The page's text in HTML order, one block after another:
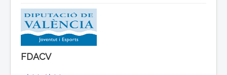
Aeromodelismo / Aeromodelisme
Ala Delta
Paracaidismo / Paracaigudisme
FDACV